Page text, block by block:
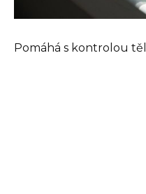
Pomáhá s kontrolou